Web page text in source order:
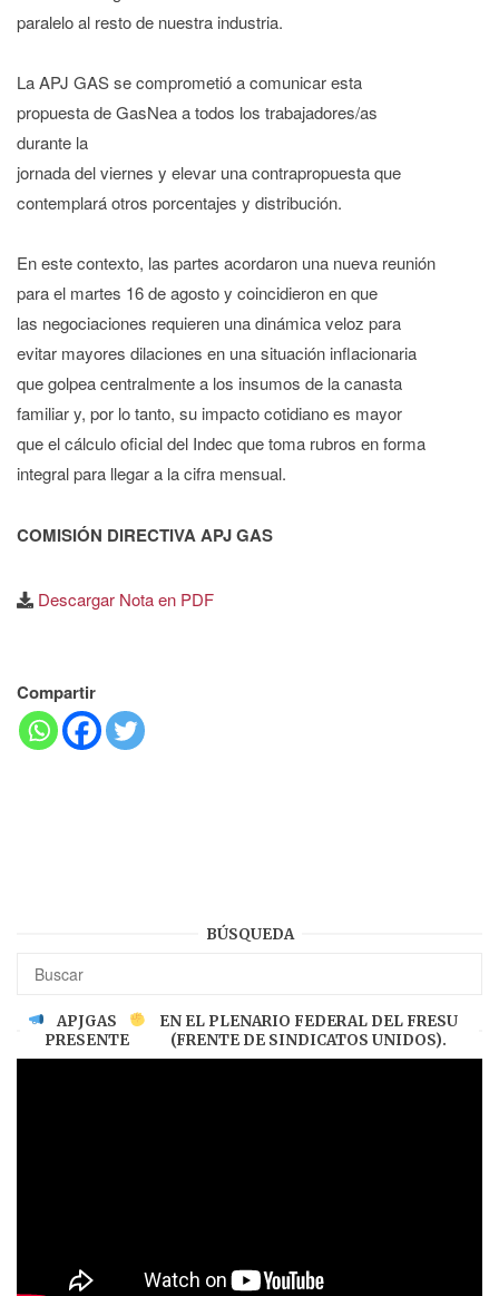
paralelo al resto de nuestra industria.
La APJ GAS se comprometió a comunicar esta
propuesta de GasNea a todos los trabajadores/as
durante la
jornada del viernes y elevar una contrapropuesta que
contemplará otros porcentajes y distribución.
En este contexto, las partes acordaron una nueva reunión
para el martes 16 de agosto y coincidieron en que
las negociaciones requieren una dinámica veloz para
evitar mayores dilaciones en una situación inflacionaria
que golpea centralmente a los insumos de la canasta
familiar y, por lo tanto, su impacto cotidiano es mayor
que el cálculo oficial del Indec que toma rubros en forma
integral para llegar a la cifra mensual.
COMISIÓN DIRECTIVA APJ GAS
Descargar Nota en PDF
Compartir
BÚSQUEDA
APJGAS
PRESENTE
EN EL PLENARIO FEDERAL DEL FRESU
(FRENTE DE SINDICATOS UNIDOS).